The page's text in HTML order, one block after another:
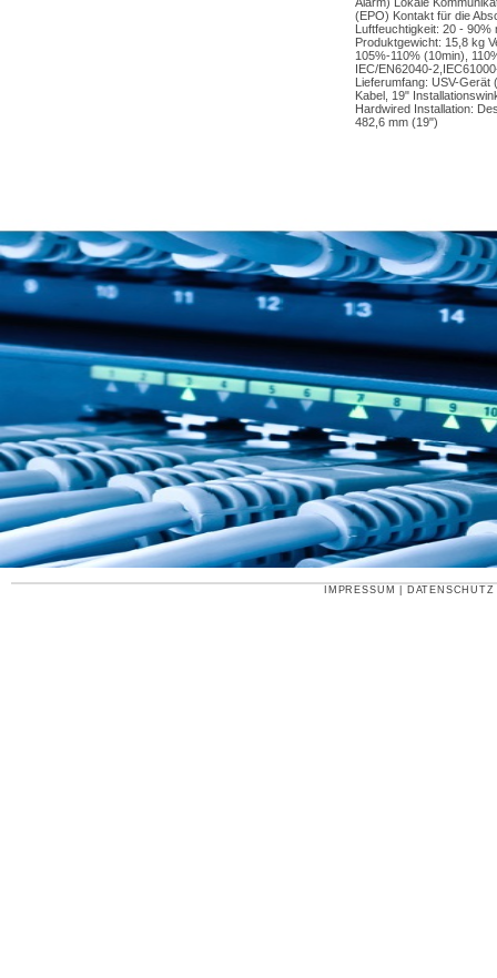
(EPO) Kontakt für die
Luftfeuchtigkeit: 20 -
Produktgewicht: 15,8 kg
105%-110% (10min),
IEC/EN62040-
Lieferumfang: USV-Gerät
Kabel, 19"
Hardwired Installation:
482,6 mm (19")
IMPRESSUM DATENSCHUTZ